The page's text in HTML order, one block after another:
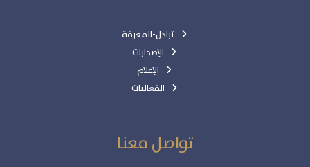
تبادل-المعرفة
الإصدارات
الإعلام
الفعاليات
تواصل معنا